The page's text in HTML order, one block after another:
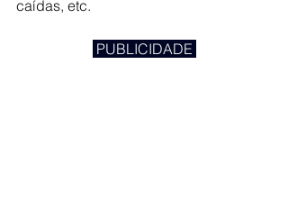
caídas, etc.
PUBLICIDADE